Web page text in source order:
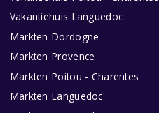
Vakantiehuis Languedoc
Markten Dordogne
Markten Provence
Markten Poitou - Charentes
Markten Languedoc